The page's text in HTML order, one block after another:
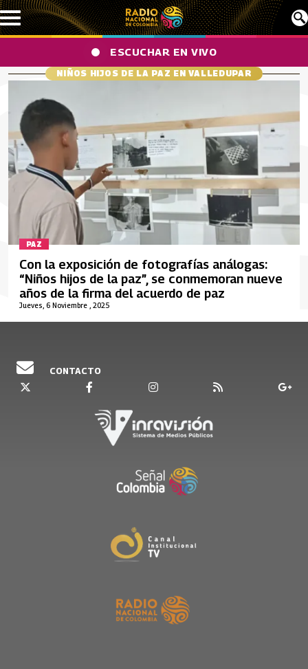
Pasar al contenido principal
ESCUCHAR EN VIVO
NIÑOS HIJOS DE LA PAZ EN VALLEDUPAR
PAZ
Jueves, 6 Noviembre , 2025
Con la exposición de fotografías análogas:
“Niños hijos de la paz”, se conmemoran nueve
años de la firma del acuerdo de paz
CONTACTO